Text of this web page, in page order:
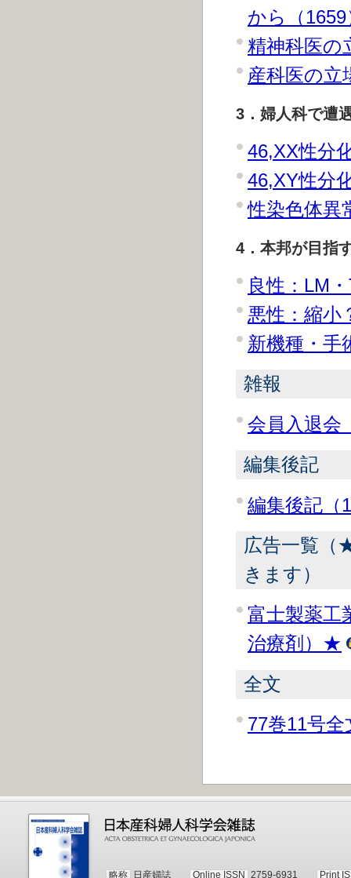
から（1659
精神科医の
産科医の立
3．婦人科で遭
46,XX性分
46,XY性分
性染色体異
4．本邦が目指
良性：LM
悪性：縮小
新機種・手
雑報
会員入退会
編集後記
編集後記（
広告一覧（
きます）
富士製薬
治療剤）★
全文
77巻11号全
略称 日産婦誌 Online ISSN 2759-6931 Print